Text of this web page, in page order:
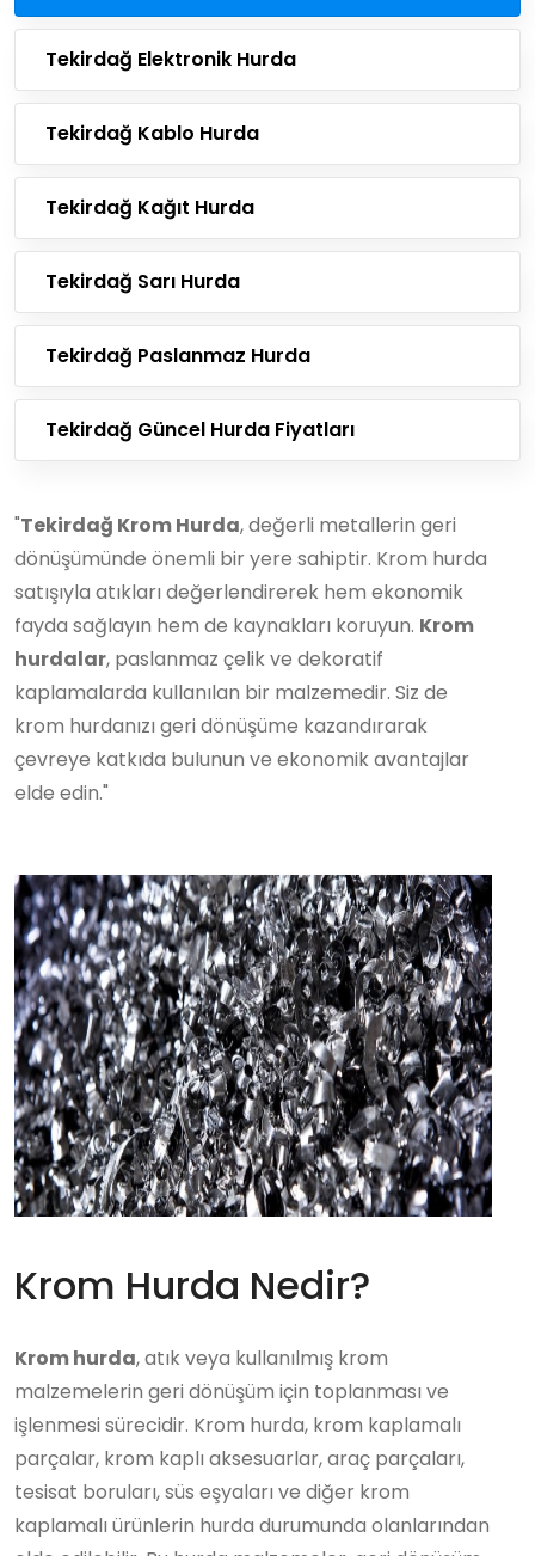
Tekirdağ Elektronik Hurda
Tekirdağ Kablo Hurda
Tekirdağ Kağıt Hurda
Tekirdağ Sarı Hurda
Tekirdağ Paslanmaz Hurda
Tekirdağ Güncel Hurda Fiyatları
"Tekirdağ Krom Hurda, değerli metallerin geri
dönüşümünde önemli bir yere sahiptir. Krom hurda
satışıyla atıkları değerlendirerek hem ekonomik
fayda sağlayın hem de kaynakları koruyun. Krom
hurdalar, paslanmaz çelik ve dekoratif
kaplamalarda kullanılan bir malzemedir. Siz de
krom hurdanızı geri dönüşüme kazandırarak
çevreye katkıda bulunun ve ekonomik avantajlar
elde edin."
Krom Hurda Nedir?
Krom hurda, atık veya kullanılmış krom
malzemelerin geri dönüşüm için toplanması ve
işlenmesi sürecidir. Krom hurda, krom kaplamalı
parçalar, krom kaplı aksesuarlar, araç parçaları,
tesisat boruları, süs eşyaları ve diğer krom
kaplamalı ürünlerin hurda durumunda olanlarından